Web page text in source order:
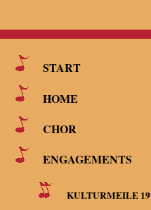
START
HOME
CHOR
ENGAGEMENTS
KULTURMEILE 19